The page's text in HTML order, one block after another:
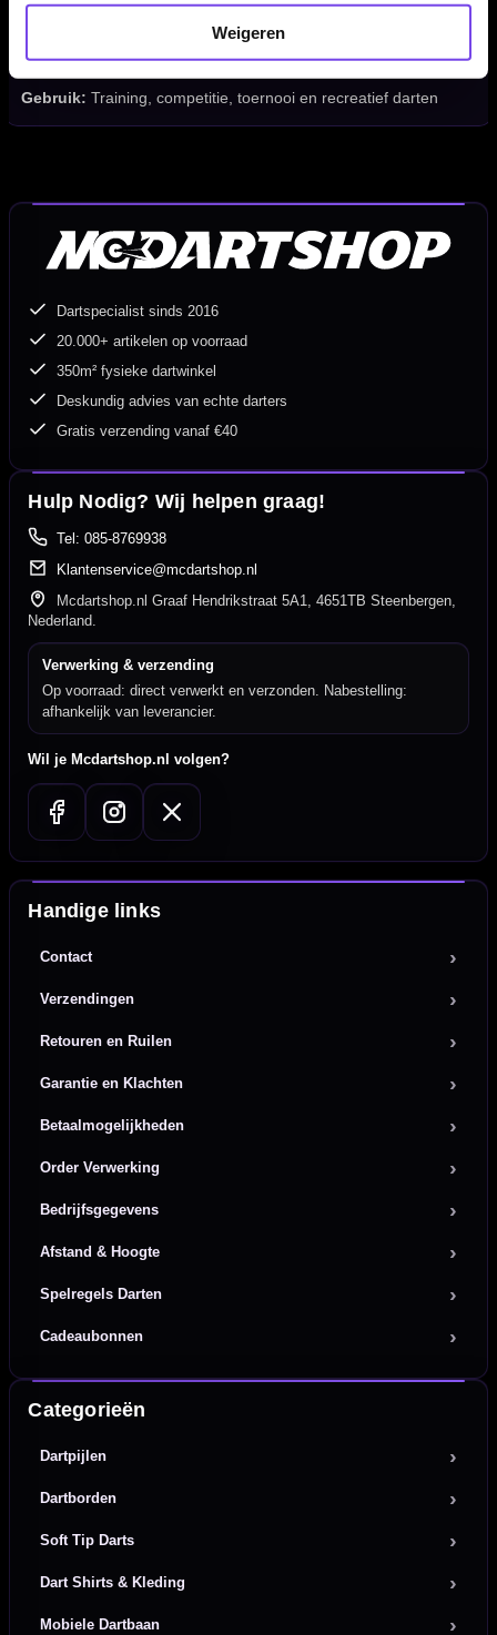
Weigeren
Darts inbegrepen:Nee
Nee
Gebruik: Training, competitie, toernooi en recreatief darten
Dartspecialist sinds 2016
20.000+ artikelen op voorraad
350m² fysieke dartwinkel
Deskundig advies van echte darters
Gratis verzending vanaf €40
Hulp Nodig? Wij helpen graag!
Tel: 085-8769938
Klantenservice@mcdartshop.nl
Mcdartshop.nl Graaf Hendrikstraat 5A1, 4651TB Steenbergen,
Nederland.
Verwerking & verzending
Op voorraad: direct verwerkt en verzonden. Nabestelling:
afhankelijk van leverancier.
Wil je Mcdartshop.nl volgen?
Handige links
Contact
Verzendingen
Retouren en Ruilen
Garantie en Klachten
Betaalmogelijkheden
Order Verwerking
Bedrijfsgegevens
Afstand & Hoogte
Spelregels Darten
Cadeaubonnen
Categorieën
Dartpijlen
Dartborden
Soft Tip Darts
Dart Shirts & Kleding
Mobiele Dartbaan